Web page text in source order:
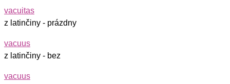
vacuitas
z latinčiny - prázdny
vacuus
z latinčiny - bez
vacuus